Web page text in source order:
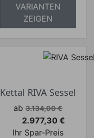
VARIANTEN
ZEIGEN
Kettal RIVA Sessel
Verkaufspreis
ab 3.134,00 €
Preis
2.977,30 €
Ihr Spar-Preis